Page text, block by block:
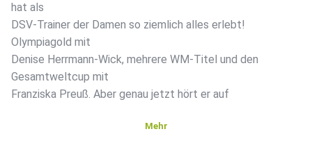
hat als
DSV-Trainer der Damen so ziemlich alles erlebt!
Olympiagold mit
Denise Herrmann-Wick, mehrere WM-Titel und den
Gesamtweltcup mit
Franziska Preuß. Aber genau jetzt hört er auf ‍
Mehr